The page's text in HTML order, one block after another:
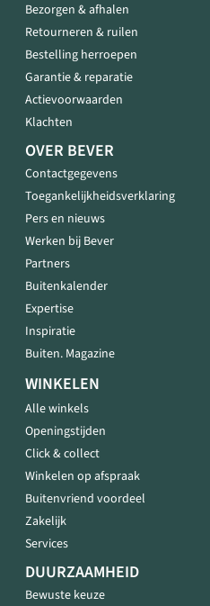
Bezorgen & afhalen
Retourneren & ruilen
Bestelling herroepen
Garantie & reparatie
Actievoorwaarden
Klachten
OVER BEVER
Contactgegevens
Toegankelijkheidsverklaring
Pers en nieuws
Werken bij Bever
Partners
Buitenkalender
Expertise
Inspiratie
Buiten. Magazine
WINKELEN
Alle winkels
Openingstijden
Click & collect
Winkelen op afspraak
Buitenvriend voordeel
Zakelijk
Services
DUURZAAMHEID
Bewuste keuze